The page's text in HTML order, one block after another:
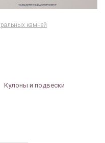
камней
Кулоны и подвески